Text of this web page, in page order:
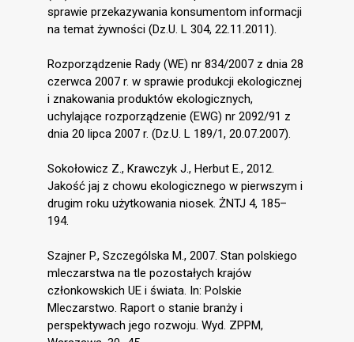
sprawie przekazywania konsumentom informacji
na temat żywności (Dz.U. L 304, 22.11.2011).
Rozporządzenie Rady (WE) nr 834/2007 z dnia 28
czerwca 2007 r. w sprawie produkcji ekologicznej
i znakowania produktów ekologicznych,
uchylające rozporządzenie (EWG) nr 2092/91 z
dnia 20 lipca 2007 r. (Dz.U. L 189/1, 20.07.2007).
Sokołowicz Z., Krawczyk J., Herbut E., 2012.
Jakość jaj z chowu ekologicznego w pierwszym i
drugim roku użytkowania niosek. ŻNTJ 4, 185–
194.
Szajner P., Szczególska M., 2007. Stan polskiego
mleczarstwa na tle pozostałych krajów
członkowskich UE i świata. In: Polskie
Mleczarstwo. Raport o stanie branży i
perspektywach jego rozwoju. Wyd. ZPPM,